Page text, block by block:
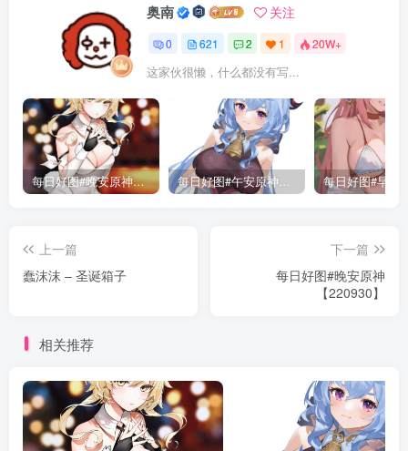
奥南 关注
0 621 2 1 20W+
这家伙很懒，什么都没有写...
每日好图#晚安原神【221015】
上一篇
蠢沫沫 – 圣诞箱子
下一篇
每日好图#晚安原神
【220930】
相关推荐